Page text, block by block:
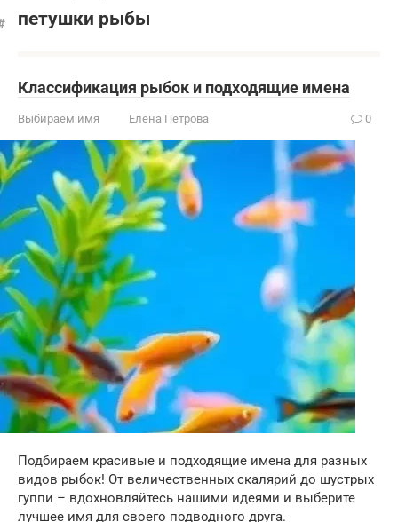
петушки рыбы
Классификация рыбок и подходящие имена
Выбираем имя Елена Петрова 0
Подбираем красивые и подходящие имена для разных
видов рыбок! От величественных скалярий до шустрых
гуппи – вдохновляйтесь нашими идеями и выберите
лучшее имя для своего подводного друга.